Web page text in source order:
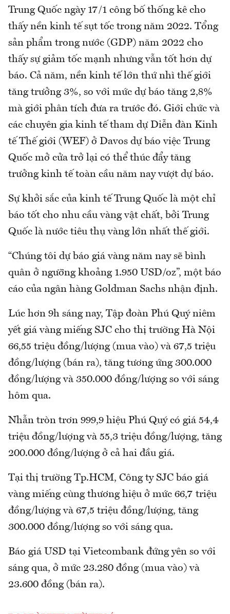
Trung Quốc ngày 17/1 công bố thống kê cho
thấy nền kinh tế sụt tốc trong năm 2022. Tổng
sản phẩm trong nước (GDP) năm 2022 cho
thấy sự giảm tốc mạnh nhưng vẫn tốt hơn dự
báo. Cả năm, nền kinh tế lớn thứ nhì thế giới
tăng trưởng 3%, so với mức dự báo tăng 2,8%
mà giới phân tích đưa ra trước đó. Giới chức và
các chuyên gia kinh tế tham dự Diễn đàn Kinh
tế Thế giới (WEF) ở Davos dự báo việc Trung
Quốc mở cửa trở lại có thể thúc đẩy tăng
trưởng kinh tế toàn cầu năm nay vượt dự báo.
Sự khởi sắc của kinh tế Trung Quốc là một chỉ
báo tốt cho nhu cầu vàng vật chất, bởi Trung
Quốc là nước tiêu thụ vàng lớn nhất thế giới.
“Chúng tôi dự báo giá vàng năm nay sẽ bình
quân ở ngưỡng khoảng 1.950 USD/oz”, một báo
cáo của ngân hàng Goldman Sachs nhận định.
Lúc hơn 9h sáng nay, Tập đoàn Phú Quý niêm
yết giá vàng miếng SJC cho thị trường Hà Nội
66,55 triệu đồng/lượng (mua vào) và 67,5 triệu
đồng/lượng (bán ra), tăng tương ứng 300.000
đồng/lượng và 350.000 đồng/lượng so với sáng
hôm qua.
Nhẫn tròn trơn 999,9 hiệu Phú Quý có giá 54,4
triệu đồng/lượng và 55,3 triệu đồng/lượng, tăng
200.000 đồng/lượng ở cả hai đầu giá.
Tại thị trường Tp.HCM, Công ty SJC báo giá
vàng miếng cùng thương hiệu ở mức 66,7 triệu
đồng/lượng và 67,5 triệu đồng/lượng, tăng
300.000 đồng/lượng so với sáng qua.
Báo giá USD tại Vietcombank đứng yên so với
sáng qua, ở mức 23.280 đồng (mua vào) và
23.600 đồng (bán ra).